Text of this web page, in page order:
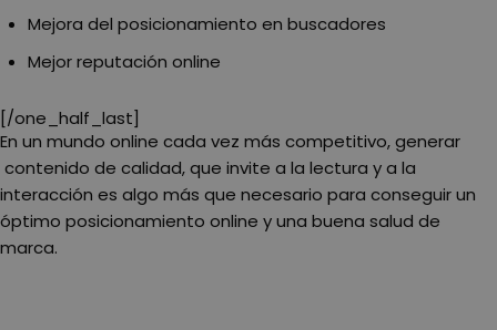
Mejora del posicionamiento en buscadores
Mejor reputación online
[/one_half_last]
En un mundo online cada vez más competitivo, generar
contenido de calidad, que invite a la lectura y a la
interacción es algo más que necesario para conseguir un
óptimo posicionamiento online y una buena salud de
marca.